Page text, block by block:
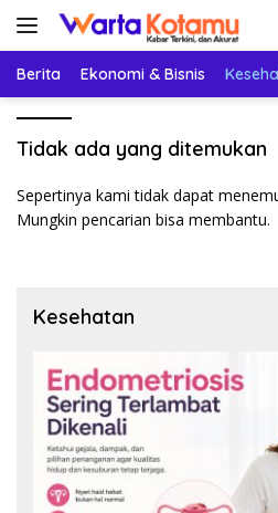
Langsung
Berita Ekonomi & Bisnis
Tidak ada yang ditemukan
Sepertinya kami tidak dapat
Mungkin pencarian bisa membantu.
Kesehatan